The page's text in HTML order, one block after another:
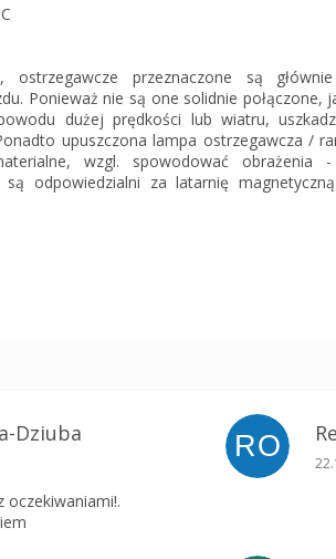
ostrzegawcze przeznaczone są
Ponieważ nie są one solidnie połączone,
dużej prędkości lub wiatru,
upuszczona lampa ostrzegawcza /
wzgl. spowodować obrażenia
odpowiedzialni za latarnię
Dziuba
gwiazdek.
oczekiwaniami!.
RO